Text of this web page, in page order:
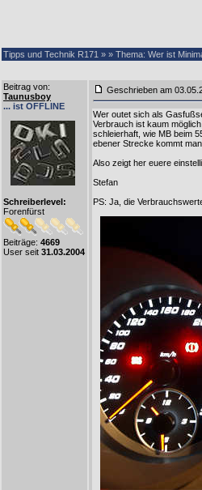
Tipps und Technik R171 » » Thema: Wer ist
Beitrag von:
Taunusboy
... ist OFFLINE
Schreiberlevel:
Forenfürst
Beiträge: 4669
User seit 31.03.2004
Geschrieben am
Wer outet sich als
Verbrauch ist kaum
schleierhaft, wie MB beim
ebener Strecke kommt
Also zeigt her euere
Stefan
PS: Ja, die